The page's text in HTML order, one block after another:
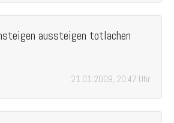
aussteigen totlachen
21.01.2009, 20:47 Uhr